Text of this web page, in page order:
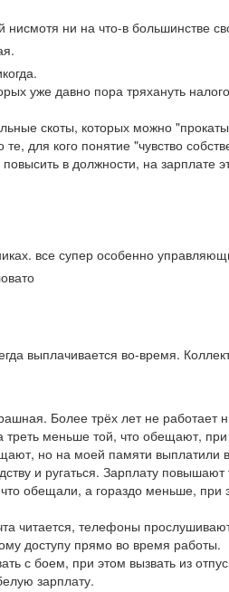
нисмотя ни на что-в большинстве
уже давно пора тряхануть
скоты, которых можно
для кого понятие "чувство
в должности, на зарплате
все супер особенно
выплачивается во-время.
Более трёх лет не работает
треть меньше той, что обещают,
но на моей памяти выплатили
и ругаться. Зарплату
обещали, а гораздо меньше,
читается, телефоны
доступу прямо во время работы.
с боем, при этом вызвать из
зарплату.